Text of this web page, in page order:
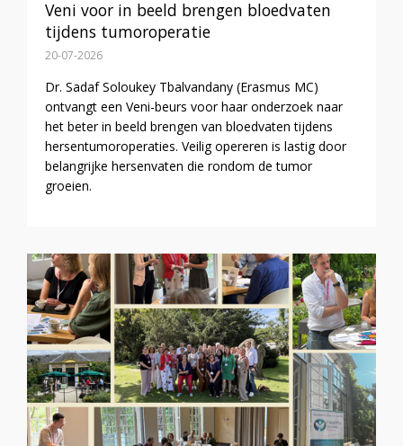
Veni voor in beeld brengen bloedvaten
tijdens tumoroperatie
20-07-2026
Dr. Sadaf Soloukey Tbalvandany (Erasmus MC)
ontvangt een Veni-beurs voor haar onderzoek naar
het beter in beeld brengen van bloedvaten tijdens
hersentumoroperaties. Veilig opereren is lastig door
belangrijke hersenvaten die rondom de tumor
groeien.